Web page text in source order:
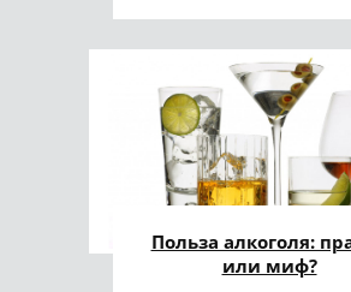
Польза алкоголя:
или миф?